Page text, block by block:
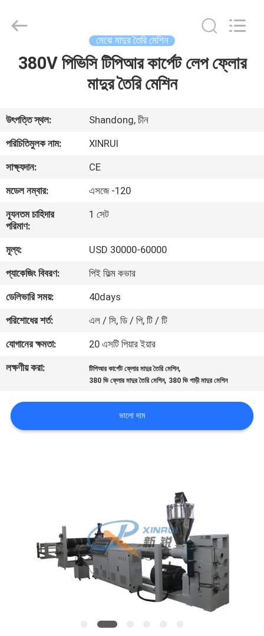
বাড়ি
ভিডিও
আমাদের
সম্বন্ধে
ভ্রমণ
গুণগত
মান
নিয়ন্ত্রণ
যোগাযোগ
খবর
অনুরোধ
Ltd..
Developed
মেঝে মাদুর তৈরি মেশিন
380V পিভিসি টিপিআর কার্পেট লেপ ফ্লোর
মাদুর তৈরি মেশিন
উৎপত্তি স্থল:
Shandong, চীন
পরিচিতিমুলক নাম:
XINRUI
সাক্ষ্যদান:
CE
মডেল নম্বার:
এসজে -120
ন্যূনতম চাহিদার
পরিমাণ:
1 সেট
মূল্য:
USD 30000-60000
প্যাকেজিং বিবরণ:
পিই ফিল্ম কভার
ডেলিভারি সময়:
40days
পরিশোধের শর্ত:
এল / সি, ডি / পি, টি / টি
যোগানের ক্ষমতা:
20 এসটি পিয়ার ইয়ার
লক্ষণীয় করা:
টিপিআর কার্পেট ফ্লোর মাদুর তৈরি মেশিন,
380 ভি ফ্লোর মাদুর তৈরি মেশিন, 380 ভি গাড়ী মাদুর মেশিন
ভালো দাম